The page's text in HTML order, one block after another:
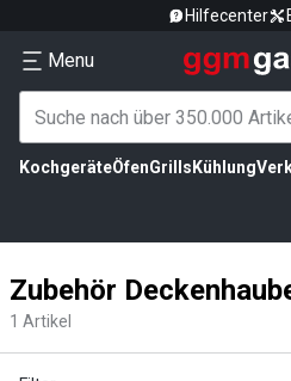
Hilfecenter
Menu
KochgeräteÖfenGrills Kühlung
Zubehör
1 Artikel